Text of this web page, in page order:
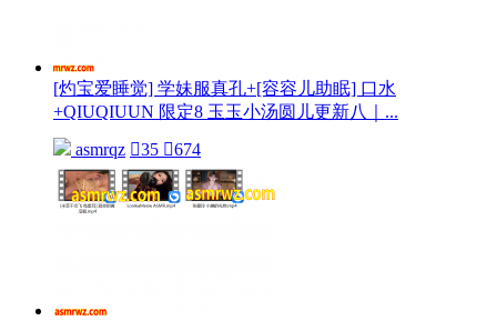
[灼宝爱睡觉] 学妹服真孔+[容容儿助眠] 口水
+QIUQIUUN 限定8 玉玉小汤圆儿更新八｜...
asmrqz 35 674